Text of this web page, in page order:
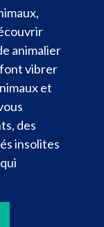
animalier
vibrer
et
des
insolites